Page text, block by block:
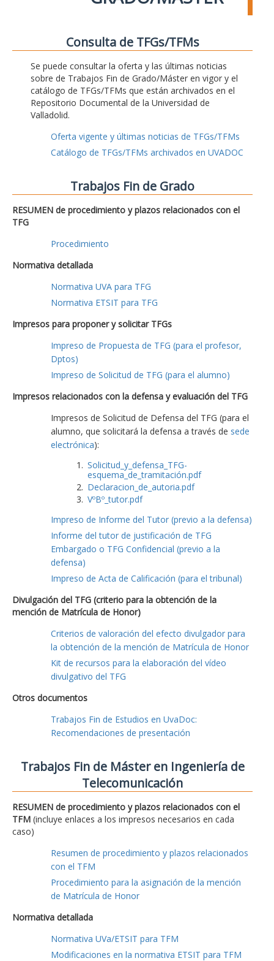
Consulta de TFGs/TFMs
Se puede consultar la oferta y las últimas noticias
sobre de Trabajos Fin de Grado/Máster en vigor y el
catálogo de TFGs/TFMs que están archivados en el
Repositorio Documental de la Universidad de
Valladolid.
Oferta vigente y últimas noticias de TFGs/TFMs
Catálogo de TFGs/TFMs archivados en UVADOC
Trabajos Fin de Grado
RESUMEN de procedimiento y plazos relacionados con el
TFG
Procedimiento
Normativa detallada
Normativa UVA para TFG
Normativa ETSIT para TFG
Impresos para proponer y solicitar TFGs
Impreso de Propuesta de TFG (para el profesor,
Dptos)
Impreso de Solicitud de TFG (para el alumno)
Impresos relacionados con la defensa y evaluación del TFG
Impresos de Solicitud de Defensa del TFG (para el
alumno, que solicitará la defensa a través de sede
electrónica):
Solicitud_y_defensa_TFG-
esquema_de_tramitación.pdf
Declaracion_de_autoria.pdf
VºBº_tutor.pdf
Impreso de Informe del Tutor (previo a la defensa)
Informe del tutor de justificación de TFG
Embargado o TFG Confidencial (previo a la
defensa)
Impreso de Acta de Calificación (para el tribunal)
Divulgación del TFG (criterio para la obtención de la
mención de Matrícula de Honor)
Criterios de valoración del efecto divulgador para
la obtención de la mención de Matrícula de Honor
Kit de recursos para la elaboración del vídeo
divulgativo del TFG
Otros documentos
Trabajos Fin de Estudios en UvaDoc:
Recomendaciones de presentación
Trabajos Fin de Máster en Ingeniería de
Telecomunicación
RESUMEN de procedimiento y plazos relacionados con el
TFM (incluye enlaces a los impresos necesarios en cada
caso)
Resumen de procedimiento y plazos relacionados
con el TFM
Procedimiento para la asignación de la mención
de Matrícula de Honor
Normativa detallada
Normativa UVa/ETSIT para TFM
Modificaciones en la normativa ETSIT para TFM